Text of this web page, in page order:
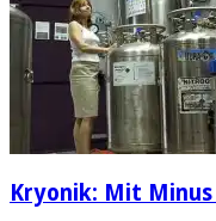
Kryonik: Mit Minus